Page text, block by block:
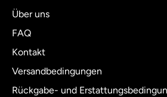
Über uns
FAQ
Kontakt
Versandbedingungen
Rückgabe- und